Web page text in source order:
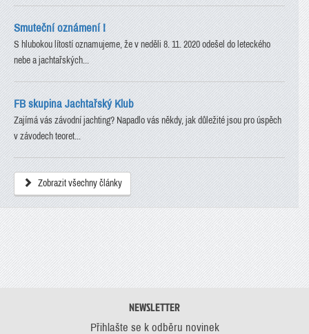
Smuteční oznámení !
S hlubokou lítostí oznamujeme, že v neděli 8. 11. 2020 odešel do leteckého
nebe a jachtařských...
FB skupina Jachtařský Klub
Zajímá vás závodní jachting? Napadlo vás někdy, jak důležité jsou pro úspěch
v závodech teoret...
Zobrazit všechny články
NEWSLETTER
Přihlašte se k odběru novinek